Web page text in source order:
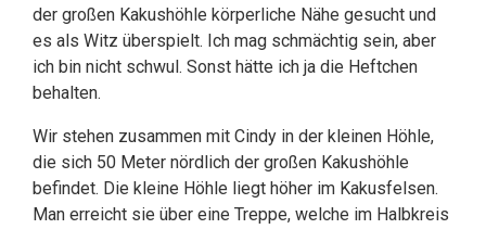
der großen Kakushöhle körperliche Nähe gesucht und
es als Witz überspielt. Ich mag schmächtig sein, aber
ich bin nicht schwul. Sonst hätte ich ja die Heftchen
behalten.
Wir stehen zusammen mit Cindy in der kleinen Höhle,
die sich 50 Meter nördlich der großen Kakushöhle
befindet. Die kleine Höhle liegt höher im Kakusfelsen.
Man erreicht sie über eine Treppe, welche im Halbkreis